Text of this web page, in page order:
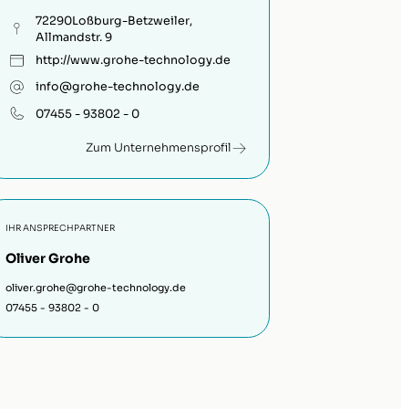
72290Loßburg-Betzweiler,
Allmandstr. 9
http://www.grohe-technology.de
info@grohe-technology.de
07455 - 93802 - 0
Zum Unternehmensprofil
IHR ANSPRECHPARTNER
Oliver Grohe
oliver.grohe@grohe-technology.de
07455 - 93802 - 0